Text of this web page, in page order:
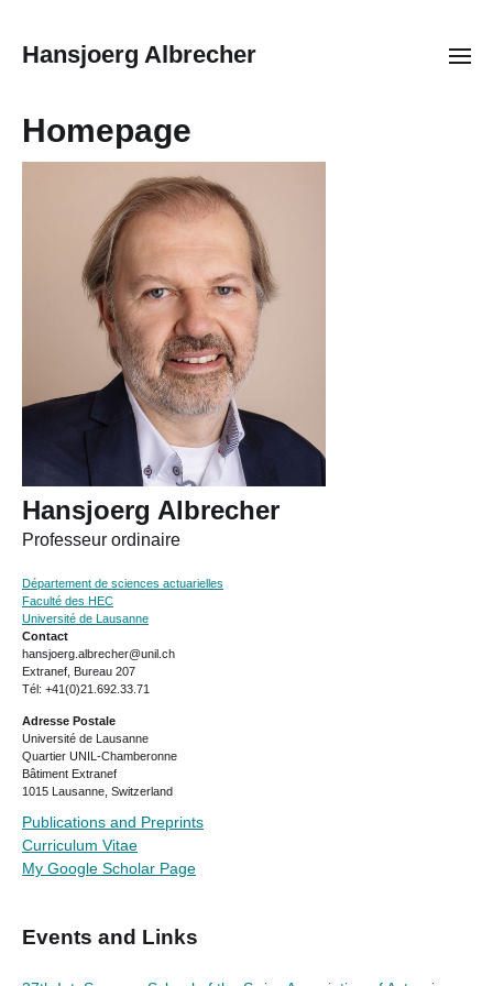
Hansjoerg Albrecher
Homepage
Hansjoerg Albrecher
Professeur ordinaire
Département de sciences actuarielles
Faculté des HEC
Université de Lausanne
Contact
hansjoerg.albrecher@unil.ch
Extranef, Bureau 207
Tél: +41(0)21.692.33.71
Adresse Postale
Université de Lausanne
Quartier UNIL-Chamberonne
Bâtiment Extranef
1015 Lausanne, Switzerland
Publications and Preprints
Curriculum Vitae
My Google Scholar Page
Events and Links